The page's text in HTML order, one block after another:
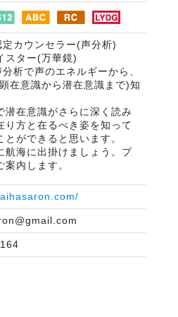
カウンセラー(声分析)
スター(万華鏡)
析で声のエネルギーから、
在意識から潜在意識まで)知
潜在意識がさらに深く読み
り方と在るべき姿を知って
ができると思います。
航海に出掛けましょう。プ
内します。